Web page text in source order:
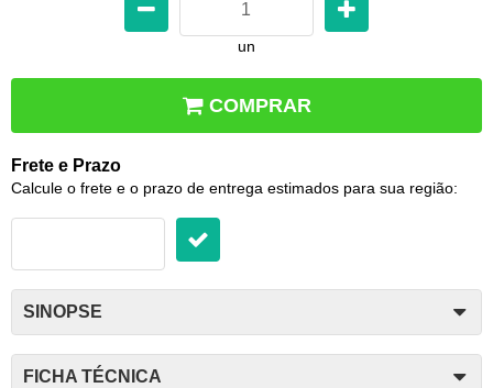
un
COMPRAR
Frete e Prazo
Calcule o frete e o prazo de entrega estimados para sua região:
SINOPSE
FICHA TÉCNICA